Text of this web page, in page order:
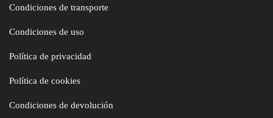
Condiciones de transporte
Condiciones de uso
Política de privacidad
Política de cookies
Condiciones de devolución